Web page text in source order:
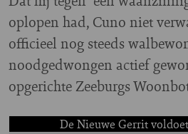
oplopen had, Cuno niet
officieel nog steeds
noodgedwongen actief
opgerichte Zeeburgs
De Nieuwe Gerrit